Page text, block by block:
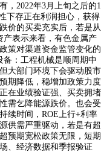
，2022年3月上旬之后的1
下存正在利润担心，获得
价的买卖充实后，若是从
产表示来看，有色金属产
策对渠道资金监管变化的
：工程机械是顺周期中
大部门环境下会驱动股市
期降低，稳增加政策力度
在业绩验证强、买卖拥堵
需乞降能源跌价。也会受
续时间，ROE上行+利率
供需严重驱动，若是有超
预期宽松政策无限，短期
、经济数据和季报验证